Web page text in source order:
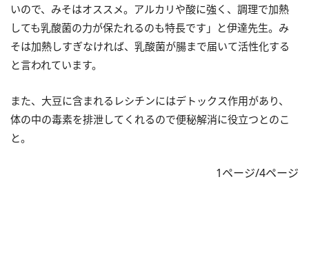
いので、みそはオススメ。アルカリや酸に強く、調理で加熱
しても乳酸菌の力が保たれるのも特長です」と伊達先生。み
そは加熱しすぎなければ、乳酸菌が腸まで届いて活性化する
と言われています。
また、大豆に含まれるレシチンにはデトックス作用があり、
体の中の毒素を排泄してくれるので便秘解消に役立つとのこ
と。
1ページ/4ページ